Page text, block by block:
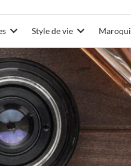
Style de vie